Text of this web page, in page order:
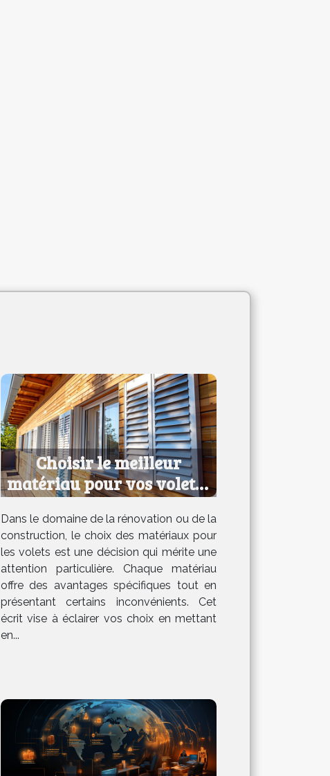
Choisir le meilleur
matériau pour vos volets :
avantages et
inconvénients
Dans le domaine de la rénovation ou de la
construction, le choix des matériaux pour
les volets est une décision qui mérite une
attention particulière. Chaque matériau
offre des avantages spécifiques tout en
présentant certains inconvénients. Cet
écrit vise à éclairer vos choix en mettant
en...